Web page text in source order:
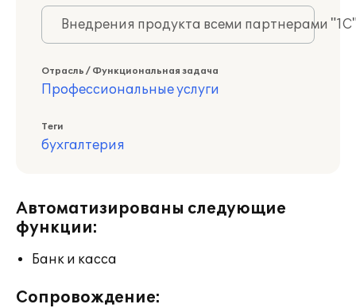
Внедрения продукта всеми партнерами
Отрасль / Функциональная задача
Профессиональные услуги
Теги
бухгалтерия
Автоматизированы следующие
функции:
Банк и касса
Сопровождение: